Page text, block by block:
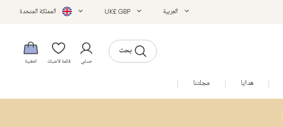
العربية UK£ GBP المملكة المتحدة
بحث
حسابي قائمة الأمنيات الحقيبة
هدايا مجلتنا